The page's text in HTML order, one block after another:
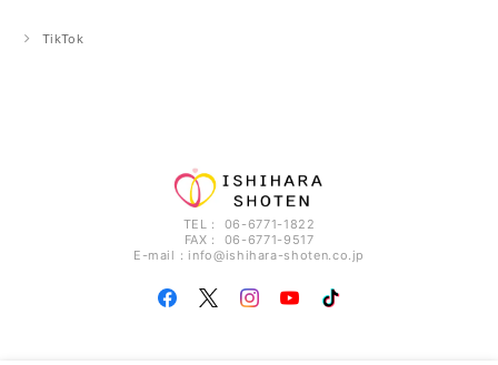
TikTok
TEL： 06-6771-1822
FAX： 06-6771-9517
E-mail： info@ishihara-shoten.co.jp